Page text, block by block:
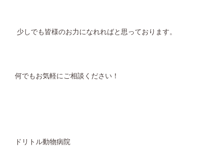
少しでも皆様のお力になれればと思っております。
何でもお気軽にご相談ください！
ドリトル動物病院